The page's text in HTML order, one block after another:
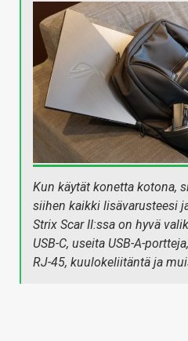
Kun käytät konetta kotona,
siihen kaikki lisävarusteesi
Strix Scar II:ssa on hyvä
USB-C, useita USB-A-
RJ-45, kuulokeliitäntä ja